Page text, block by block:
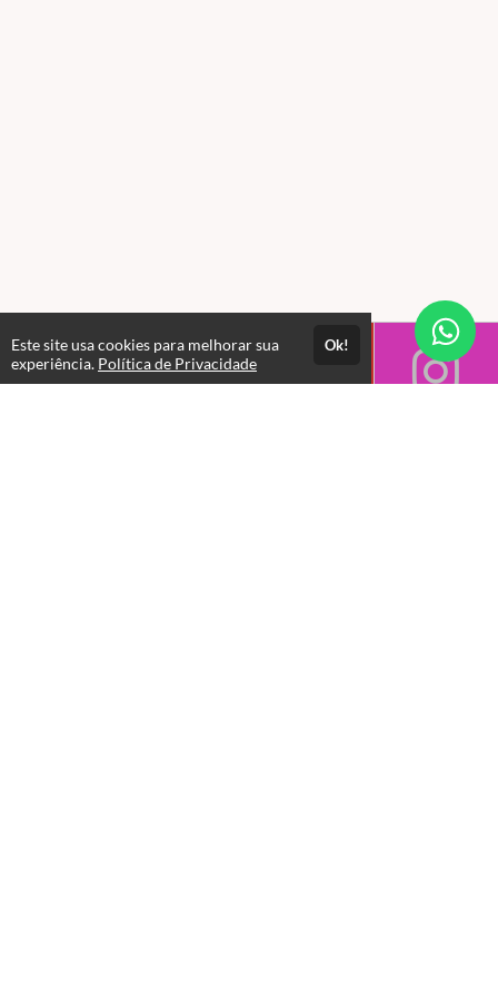
Este site usa cookies para melhorar sua
experiência. Política de Privacidade
Ok!